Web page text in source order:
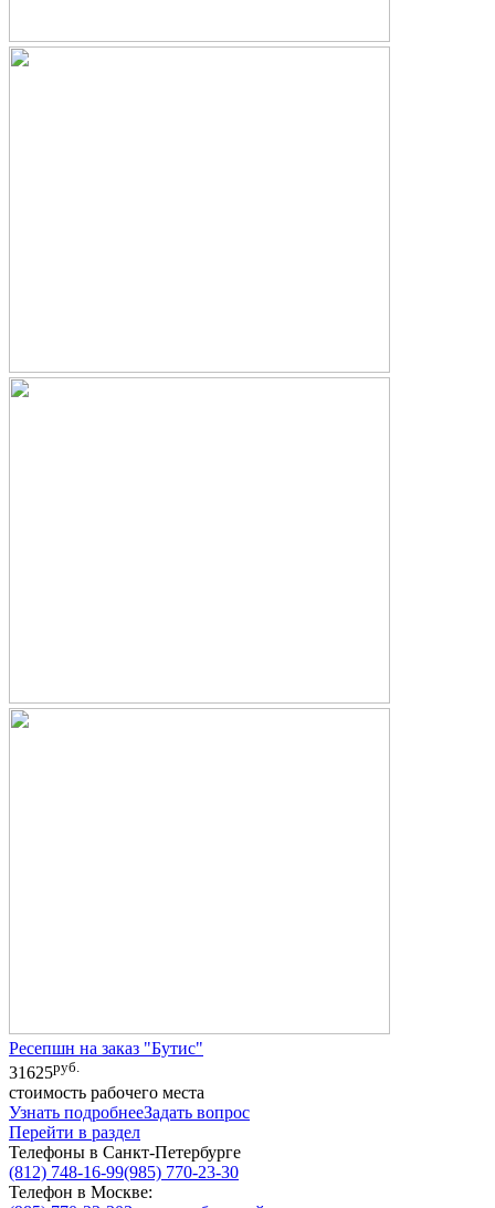
Ресепшн на заказ "Бутис"
31625руб.
стоимость рабочего места
Узнать подробнееЗадать вопрос
Перейти в раздел
Телефоны в Санкт-Петербурге
(812) 748-16-99(985) 770-23-30
Телефон в Москве: